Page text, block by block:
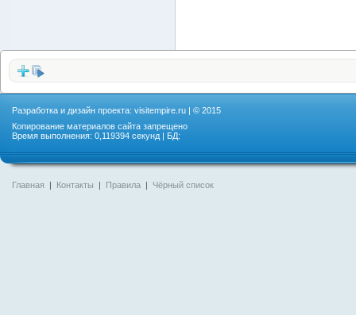
Разработка и дизайн проекта: visitempire.ru | © 2015
Копирование материалов сайта запрещено
Время выполнения: 0,119394 секунд | БД:
Главная | Контакты | Правила | Чёрный список